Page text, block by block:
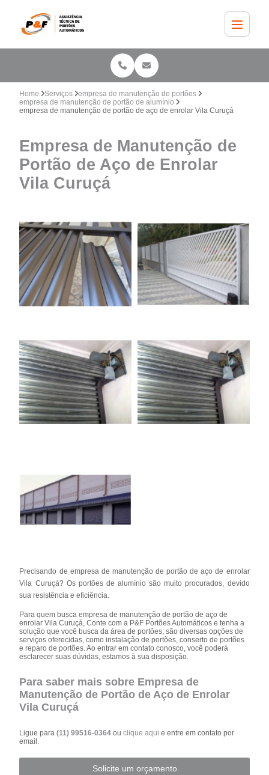
Home Serviços
empresa de manutenção de portões
empresa de manutenção de portão de alumínio
empresa de manutenção de portão de aço de enrolar Vila Curuçá
Empresa de Manutenção de
Portão de Aço de Enrolar
Vila Curuçá
Precisando de empresa de manutenção de portão de aço de enrolar
Vila Curuçá? Os portões de alumínio são muito procurados, devido
sua resistência e eficiência.
Para quem busca empresa de manutenção de portão de aço de
enrolar Vila Curuçá, Conte com a P&F Portões Automáticos e tenha a
solução que você busca da área de portões, são diversas opções de
serviços oferecidas, como instalação de portões, conserto de portões
e reparo de portões. Ao entrar em contato conosco, você poderá
esclarecer suas dúvidas, estamos à sua disposição.
Para saber mais sobre Empresa de
Manutenção de Portão de Aço de Enrolar
Vila Curuçá
Ligue para(11) 99516-0364ouclique aqui e entre em contato por
email.
Solicite um orçamento